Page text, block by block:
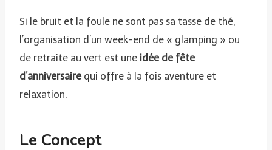
Si le bruit et la foule ne sont pas sa tasse de thé,
l’organisation d’un week-end de « glamping » ou
de retraite au vert est une idée de fête
d’anniversairequi offre à la fois aventure et
relaxation.
Le Concept